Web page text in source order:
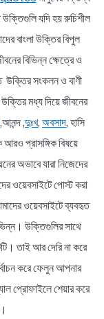
যদি হয় রুচিশীল
বাংলা উক্তির বিপুল
বিভিন্ন ক্ষেত্রে ও
উক্তির সংকলন ও বাণী
মধ্য দিয়ে জীবনের
,আনন্দ ,দুঃখ, অবসাদ, হাসি
আরও প্রাসঙ্গিক বিষয়ে
অভাবে যারা নিজেদের
ওয়েবসাইটে পোস্ট করা
ওয়েবসাইটে ব্যবহৃত
উক্তিগুলির সাথে
তাই আর দেরি না করে
করে ফেলুন আপনার
প্রোফাইলে শেয়ার করে